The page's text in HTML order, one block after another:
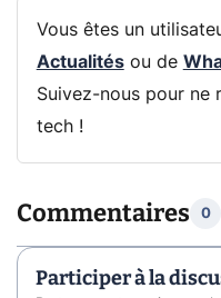
Vous êtes un
Actualitésou de
Suivez-nous pour ne
tech !
Commentaires 0
Participer à la